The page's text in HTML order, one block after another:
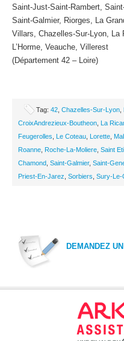
Saint-Just-Saint-Rambert,
Saint-Galmier, Riorges, La
Villars, Chazelles-Sur-Lyon, La
L’Horme, Veauche, Villerest
(Département 42 – Loire)
Tag: 42 Chazelles-Sur-Lyon
CroixAndrezieux-Boutheon La
Feugerolles
Le Coteau Lorette
Roanne Roche-La-Moliere Saint
Chamond Saint-Galmier, Saint-
Priest-En-Jarez Sorbiers Sury-Le-
DEMANDEZ